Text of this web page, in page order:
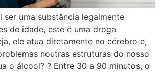
ser uma substância legalmente
de idade, este é uma droga
ele atua diretamente no cérebro e,
noutras estruturas do nosso
o álcool? ? Entre 30 a 90 minutos, o